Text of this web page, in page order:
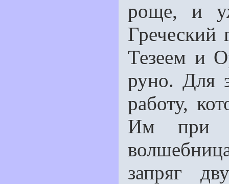
роще, и
Греческий
Тезеем и
руно. Для
работу,
Им при
запряг